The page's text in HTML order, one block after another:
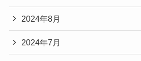
2024年8月
2024年7月